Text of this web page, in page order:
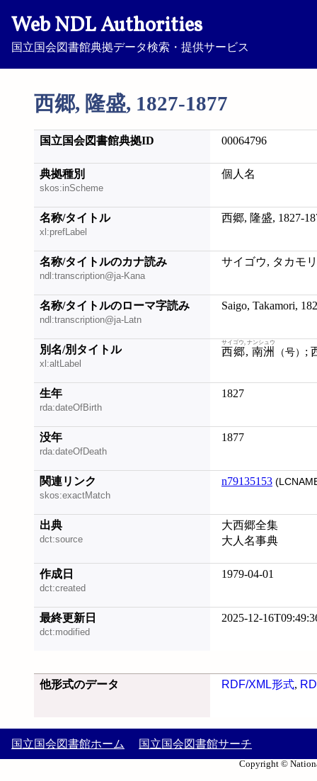
Web NDL Authorities
国立国会図書館典拠データ検索・提供サービス
西郷, 隆盛, 1827-1877
国立国会図書館典拠ID 00064796
典拠種別
skos:inScheme
個人名
名称/タイトル
xl:prefLabel
西郷, 隆盛, 1827-
名称/タイトルのカナ読み
ndl:transcription@ja-Kana
サイゴウ, タカモ
名称/タイトルのローマ字読み
ndl:transcription@ja-Latn
Saigo, Takamori,
別名/別タイトル
xl:altLabel
西郷, 南洲
サイゴウ, ナンシュウ
（号） ;
生年
rda:dateOfBirth
1827
没年
rda:dateOfDeath
1877
関連リンク
skos:exactMatch
n79135153
出典
dct:source
大西郷全集
大人名事典
作成日
dct:created
1979-04-01
最終更新日
dct:modified
2025-12-
他形式のデータ RDF/XML形式,
国立国会図書館ホーム 国立国会図書館サーチ
Copyright ©